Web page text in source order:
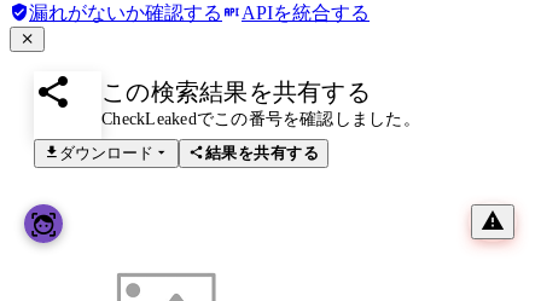
漏れがないか確認する APIを統合する
この検索結果を共有する
CheckLeakedでこの番号を確認しました。
ダウンロード
結果を共有する